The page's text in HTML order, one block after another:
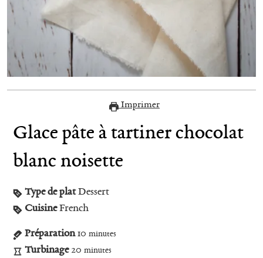
Imprimer
Glace pâte à tartiner chocolat
blanc noisette
Type de platDessert
CuisineFrench
Préparation10 minutes
Turbinage 20 minutes